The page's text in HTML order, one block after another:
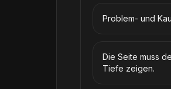
Problem- und
Die Seite muss
Tiefe zeigen.